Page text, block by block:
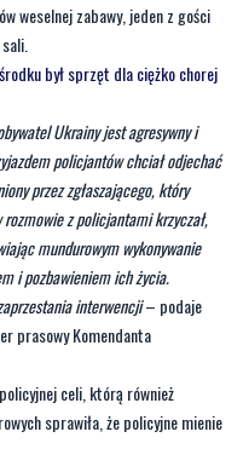
Ukrainy jest agresywny i
policjantów chciał odjechać
przez zgłaszającego, który
z policjantami krzyczał,
mundurowym wykonywanie
i pozbawieniem ich życia.
interwencji– podaje
prasowy Komendanta
celi, którą również
sprawiła, że policyjne mienie
drzewo
Prokuratury Rejonowej w Pucku.
się karze.